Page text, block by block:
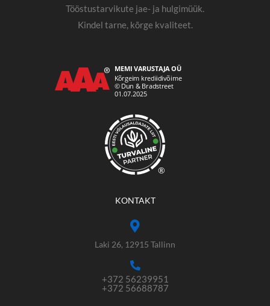
Tööstustarvikute jae- ja hulgimüük.
Kindel tarne, kõrge kvaliteet.
®
KONTAKT
Laki 26, 12915 Tallinn
+372 56239951
+372 56688787